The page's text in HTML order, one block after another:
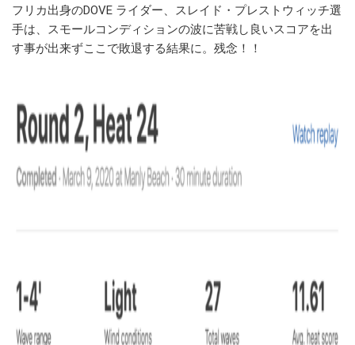
フリカ出身のDOVE ライダー、スレイド・プレストウィッチ選
手は、スモールコンディションの波に苦戦し良いスコアを出
す事が出来ずここで敗退する結果に。残念！！